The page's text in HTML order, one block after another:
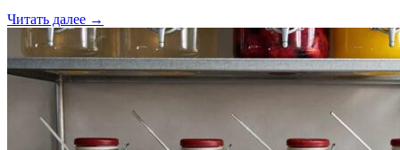
Читать далее →